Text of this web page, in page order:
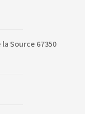
la Source 67350